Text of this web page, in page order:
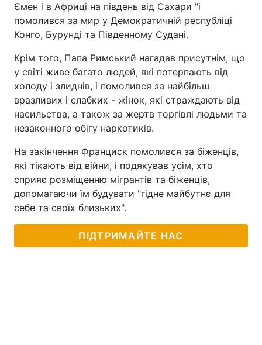
Ємен і в Африці на південь від Сахари "і
помолився за мир у Демократичній республіці
Конго, Бурунді та Південному Судані.
Крім того, Папа Римський нагадав присутнім, що
у світі живе багато людей, які потерпають від
холоду і злиднів, і помолився за найбільш
вразливих і слабких - жінок, які страждають від
насильства, а також за жертв торгівлі людьми та
незаконного обігу наркотиків.
На закінчення Франциск помолився за біженців,
які тікають від війни, і подякував усім, хто
сприяє розміщенню мігрантів та біженців,
допомагаючи їм будувати "гідне майбутнє для
себе та своїх близьких".
ПІДТРИМАЙТЕ НАС